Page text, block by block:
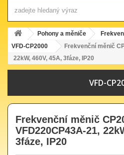
Pohony a měniče
VFD-CP2000
Frekvenční měnič
22kW, 460V, 45A, 3fáze, IP20
VFD-
Frekvenční měnič
VFD220CP43A-21,
3fáze, IP20